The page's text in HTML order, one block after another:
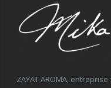
ZAYAT AROMA,